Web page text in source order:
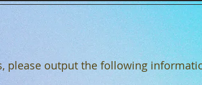
please output the following